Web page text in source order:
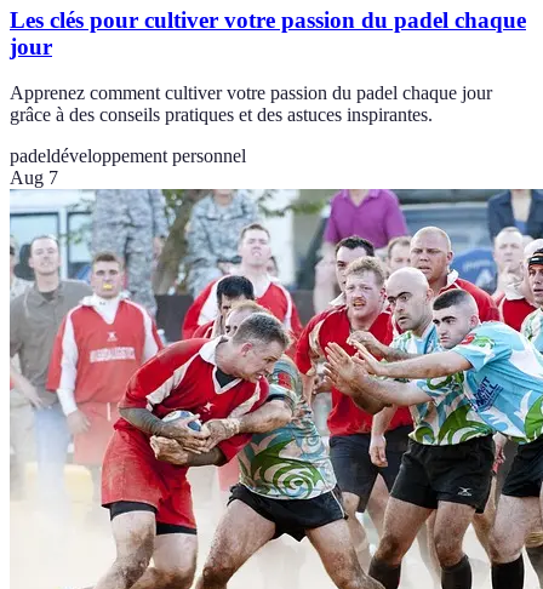
Les clés pour cultiver votre passion du padel chaque
jour
Apprenez comment cultiver votre passion du padel chaque jour
grâce à des conseils pratiques et des astuces inspirantes.
padeldéveloppement personnel
Aug 7